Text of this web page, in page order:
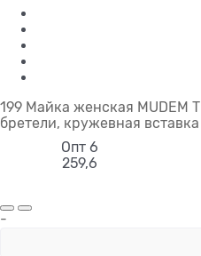
199 Майка женская MUDEM
бретели, кружевная вставка
Опт 6
259,6
-